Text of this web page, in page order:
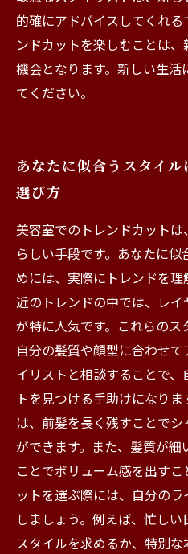
的確にアドバイスしてくれ
ンドカットを楽しむことは
機会となります。新しい生
てください。
あなたに似合うスタイ
選び方
美容室でのトレンドカット
らしい手段です。あなたに
めには、実際にトレンドを
近のトレンドの中では、レ
が特に人気です。これらのス
自分の髪質や顔型に合わせ
イリストと相談することで
トを見つける手助けになり
は、前髪を長く残すことで
ができます。また、髪質が
ことでボリューム感を出す
ットを選ぶ際には、自分の
しましょう。例えば、忙し
スタイルを求めるか、特別